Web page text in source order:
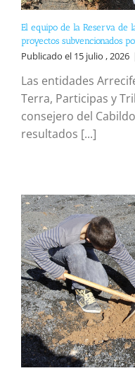
El equipo de la Reserva de
proyectos subvencionados
Publicado el 15 julio , 2026
Las entidades
Terra, Participas y
consejero del
resultados [...]